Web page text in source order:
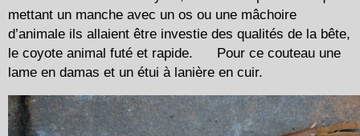
mettant un manche avec un os ou une mâchoire
d’animale ils allaient être investie des qualités de la bête,
le coyote animal futé et rapide. Pour ce couteau une
lame en damas et un étui à lanière en cuir.